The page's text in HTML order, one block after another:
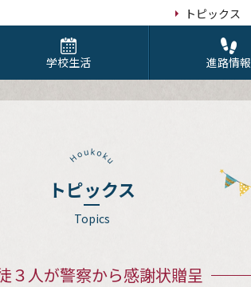
トピックス
学校生活 進路情報
トピックス
Topics
３人が警察から感謝状贈呈